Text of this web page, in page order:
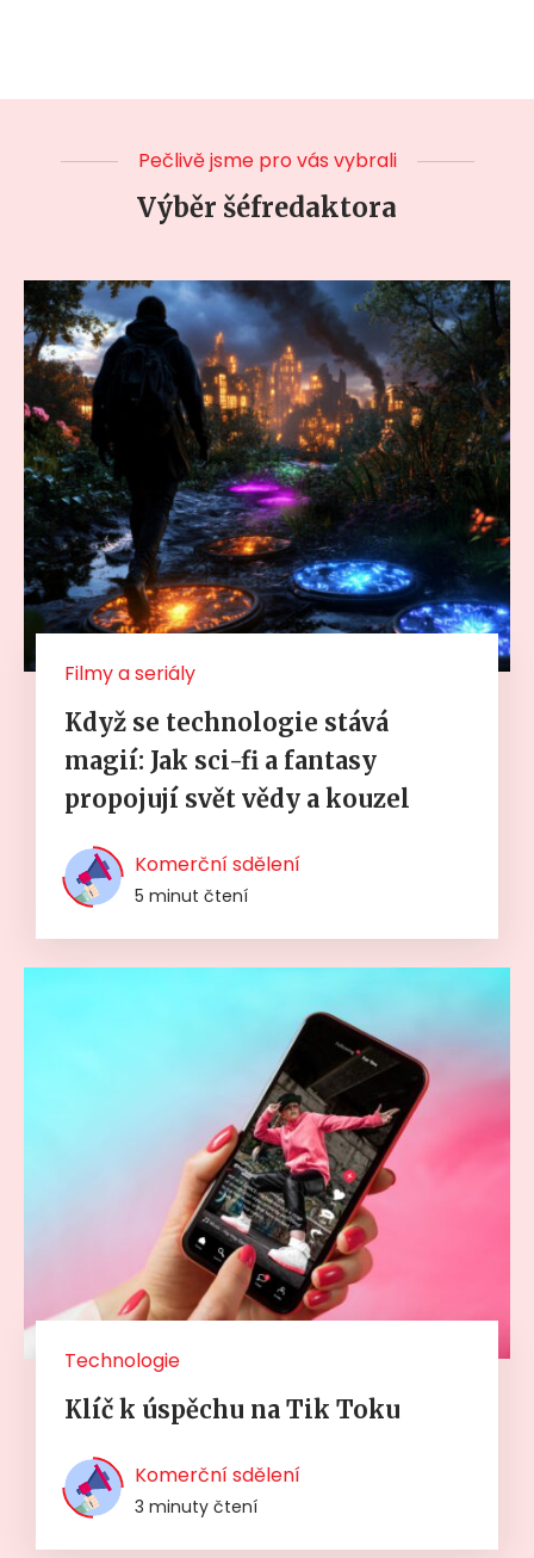
Pečlivě jsme pro vás vybrali
Výběr šéfredaktora
Filmy a seriály
Když se technologie stává
magií: Jak sci-fi a fantasy
propojují svět vědy a kouzel
Komerční sdělení
5 minut čtení
Technologie
Klíč k úspěchu na Tik Toku
Komerční sdělení
3 minuty čtení